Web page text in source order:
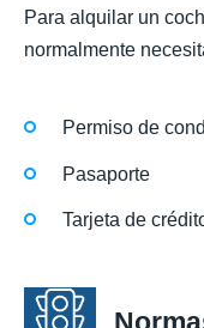
Para alquilar un
normalmente
Permiso de
Pasaporte
Tarjeta de